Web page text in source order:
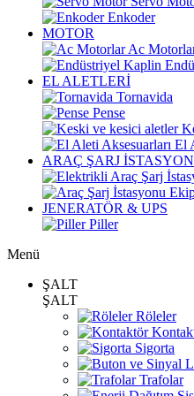
Enkoder
MOTOR
Ac
EL ALETLERİ
Tornavida
Pense
El
ARAÇ ŞARJ
JENERATÖR & UPS
Piller
Menü
ŞALT
ŞALT
Röleler
Sigorta
Trafolar